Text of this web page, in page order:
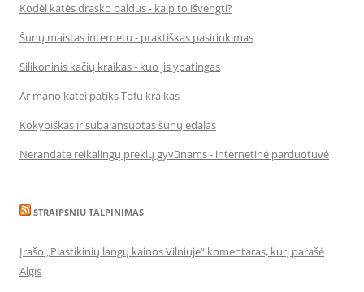
Kodėl katės drasko baldus - kaip to išvengti?
Šunų maistas internetu - praktiškas pasirinkimas
Silikoninis kačių kraikas - kuo jis ypatingas
Ar mano katei patiks Tofu kraikas
Kokybiškas ir subalansuotas šunų ėdalas
Nerandate reikalingų prekių gyvūnams - internetinė parduotuvė
STRAIPSNIU TALPINIMAS
Įrašo „Plastikinių langų kainos Vilniuje“ komentaras, kurį parašė
Algis